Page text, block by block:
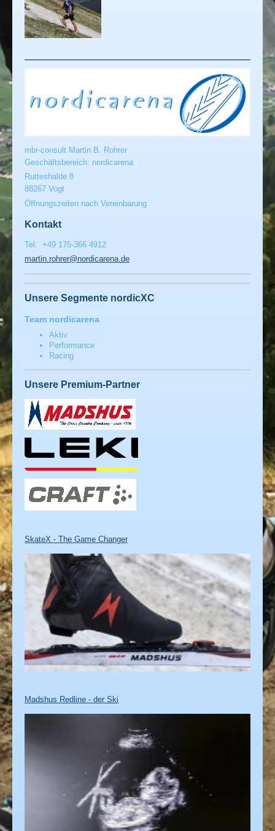
mbr-consult Martin B. Rohrer
Geschäftsbereich: nordicarena
Rutteshalde 8
88267 Vogt
Öffnungszeiten nach Vereinbarung
Kontakt
Tel: +49 175-366 4912
martin.rohrer@nordicarena.de
Unsere Segmente nordicXC
Team nordicarena
Aktiv
Performance
Racing
Unsere Premium-Partner
SkateX - The Game Changer
Madshus Redline - der Ski